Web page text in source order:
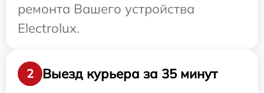
ремонта Вашего устройства
Electrolux.
2
Выезд курьера за 35 минут